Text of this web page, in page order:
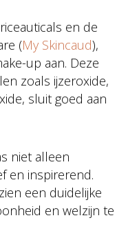
en de
(My Skincaud),
up aan. Deze
zoals ijzeroxide,
sluit goed aan
niet alleen
en inspirerend.
een duidelijke
en welzijn te